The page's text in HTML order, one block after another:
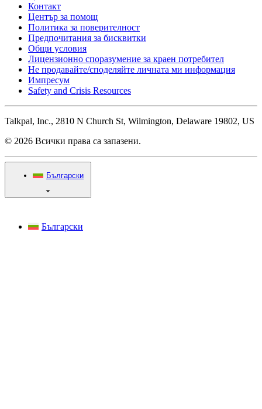
Контакт
Център за помощ
Политика за поверителност
Предпочитания за бисквитки
Общи условия
Лицензионно споразумение за краен потребител
Не продавайте/споделяйте личната ми информация
Импресум
Safety and Crisis Resources
Talkpal, Inc., 2810 N Church St, Wilmington, Delaware 19802, US
© 2026 Всички права са запазени.
Български
Български